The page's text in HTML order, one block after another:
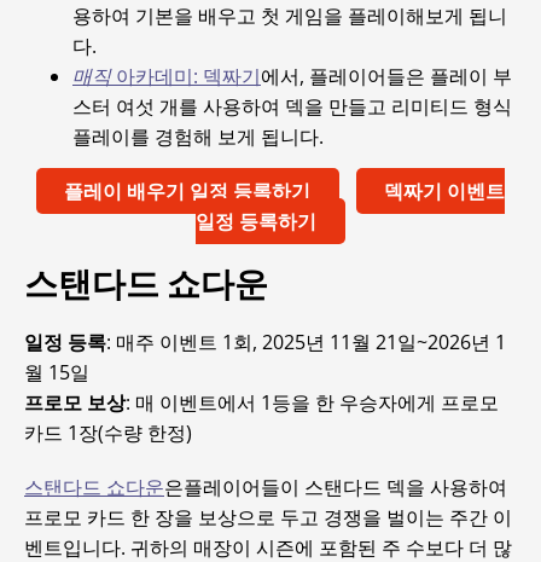
용하여 기본을 배우고 첫 게임을 플레이해보게 됩니
다.
매직아카데미: 덱짜기에서, 플레이어들은 플레이 부
스터 여섯 개를 사용하여 덱을 만들고 리미티드 형식
플레이를 경험해 보게 됩니다.
플레이 배우기 일정 등록하기
덱짜기 이벤트
일정 등록하기
스탠다드 쇼다운
일정 등록: 매주 이벤트 1회, 2025년 11월 21일~2026년 1
월 15일
프로모 보상: 매 이벤트에서 1등을 한 우승자에게 프로모
카드 1장(수량 한정)
스탠다드 쇼다운은플레이어들이 스탠다드 덱을 사용하여
프로모 카드 한 장을 보상으로 두고 경쟁을 벌이는 주간 이
벤트입니다. 귀하의 매장이 시즌에 포함된 주 수보다 더 많